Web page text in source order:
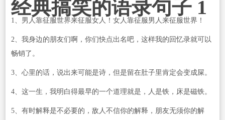
经典搞笑的语录句子 1
1、男人靠征服世界来征服女人！女人靠征服男人来征服世界！
2、我身边的朋友们啊，你们快点出名吧，这样我的回忆录就可以
畅销了。
3、心里的话，说出来可能是诗，但是留在肚子里肯定会变成屎。
4、这一生，我明白得最早的一个道理就是，人是铁，床是磁铁。
5、有时解释是不必要的，敌人不信你的解释，朋友无须你的解